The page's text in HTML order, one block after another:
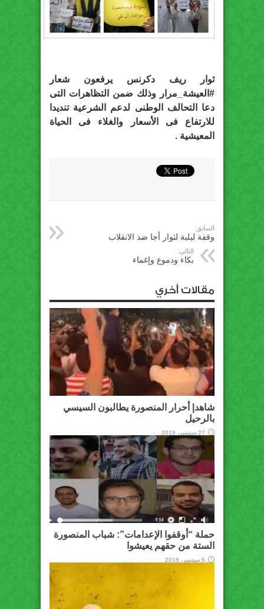
ثوار ريف دكرنس يرفعون شعار
#العيشة_مرار وذلك ضمن التظاهرات التى
دعا التحالف الوطنى لدعم الشرعية تنديدا
للارتفاع فى الأسعار والغلاء فى الحياة
المعيشية .
السابق:
وقفة ليلية لثوار أجا ضد الانقلاب
التالي:
بكاء ودموع وإغماء
مقالات أخري
شاهد| أحرار المنصورة يطالبون السيسي
بالرحيل
27 سبتمبر، 2019
حملة “أوقفوا الإعدامات”: شباب المنصورة
الستة من حقهم يعيشوا
5 سبتمبر، 2019